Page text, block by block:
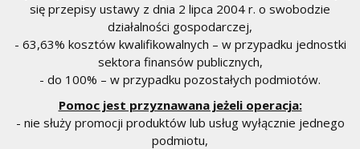
się przepisy ustawy z dnia 2 lipca 2004 r. o swobodzie
działalności gospodarczej,
- 63,63% kosztów kwalifikowalnych – w przypadku jednostki
sektora finansów publicznych,
- do 100% – w przypadku pozostałych podmiotów.
Pomoc jest przyznawana jeżeli operacja:
- nie służy promocji produktów lub usług wyłącznie jednego
podmiotu,